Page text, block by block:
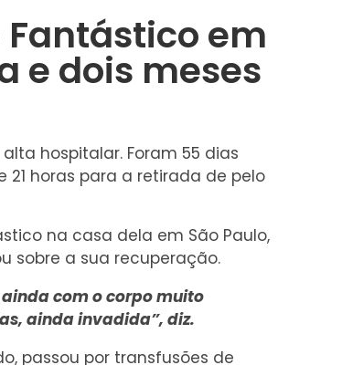
Fantástico em
e dois meses
hospitalar. Foram 55 dias
horas para a retirada de pelo
na casa dela em São Paulo,
sobre a sua recuperação.
com o corpo muito
ainda invadida”, diz.
passou por transfusões de